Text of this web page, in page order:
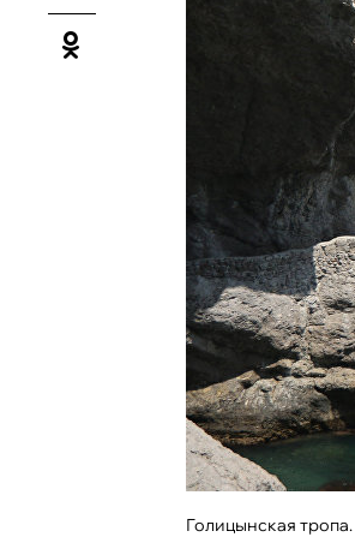
Голицынская